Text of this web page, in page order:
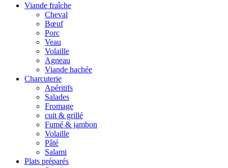
Viande fraîche
Cheval
Bœuf
Porc
Veau
Volaille
Agneau
Viande hachée
Charcuterie
Apéritifs
Salades
Fromage
cuit & grillé
Fumé & jambon
Volaille
Pâté
Salami
Plats préparés